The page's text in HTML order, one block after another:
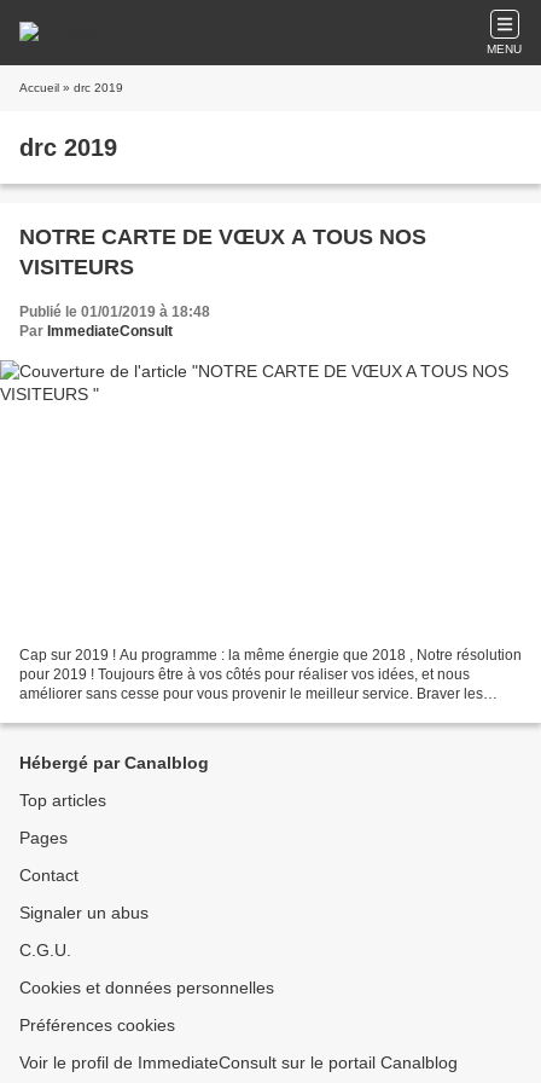
MENU
Accueil » drc 2019
drc 2019
NOTRE CARTE DE VŒUX A TOUS NOS
VISITEURS
Publié le 01/01/2019 à 18:48
Par ImmediateConsult
Cap sur 2019 ! Au programme : la même énergie que 2018 , Notre résolution
pour 2019 ! Toujours être à vos côtés pour réaliser vos idées, et nous
améliorer sans cesse pour vous provenir le meilleur service. Braver les
Hébergé par Canalblog
Top articles
Pages
Contact
Signaler un abus
C.G.U.
Cookies et données personnelles
Préférences cookies
Voir le profil de ImmediateConsult sur le portail Canalblog